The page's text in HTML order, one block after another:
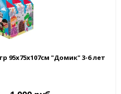
95х75х107см "Домик" 3-6 лет